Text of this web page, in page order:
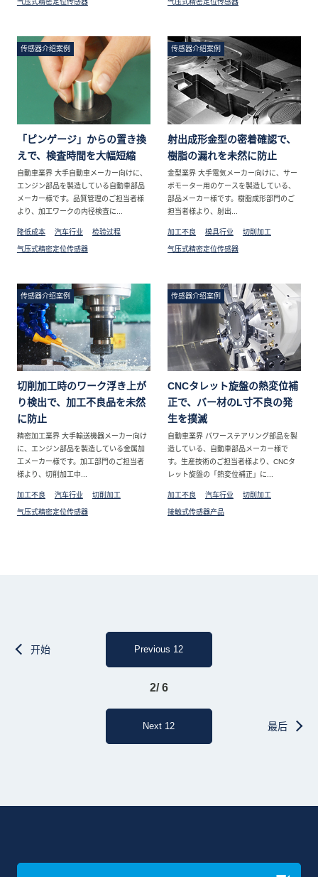
气压式精密定位传感器 气压式精密定位传感器
传感器介绍案例
「ピンゲージ」からの置き換
えで、検査時間を大幅短縮
自動車業界 大手自動車メーカー向けに、
エンジン部品を製造している自動車部品
メーカー様です。品質管理のご担当者様
より、加工ワークの内径検査に...
降低成本 汽车行业 检验过程
气压式精密定位传感器
传感器介绍案例
射出成形金型の密着確認で、
樹脂の漏れを未然に防止
金型業界 大手電気メーカー向けに、サー
ボモーター用のケースを製造している、
部品メーカー様です。樹脂成形部門のご
担当者様より、射出...
加工不良 模具行业 切削加工
气压式精密定位传感器
传感器介绍案例
切削加工時のワーク浮き上が
り検出で、加工不良品を未然
に防止
精密加工業界 大手輸送機器メーカー向け
に、エンジン部品を製造している金属加
工メーカー様です。加工部門のご担当者
様より、切削加工中...
加工不良 汽车行业 切削加工
气压式精密定位传感器
传感器介绍案例
CNCタレット旋盤の熱変位補
正で、バー材のL寸不良の発
生を撲滅
自動車業界 パワーステアリング部品を製
造している、自動車部品メーカー様で
す。生産技術のご担当者様より、CNCタ
レット旋盤の「熱変位補正」に...
加工不良 汽车行业 切削加工
接触式传感器产品
开始 Previous 12
2/ 6
Next 12 最后